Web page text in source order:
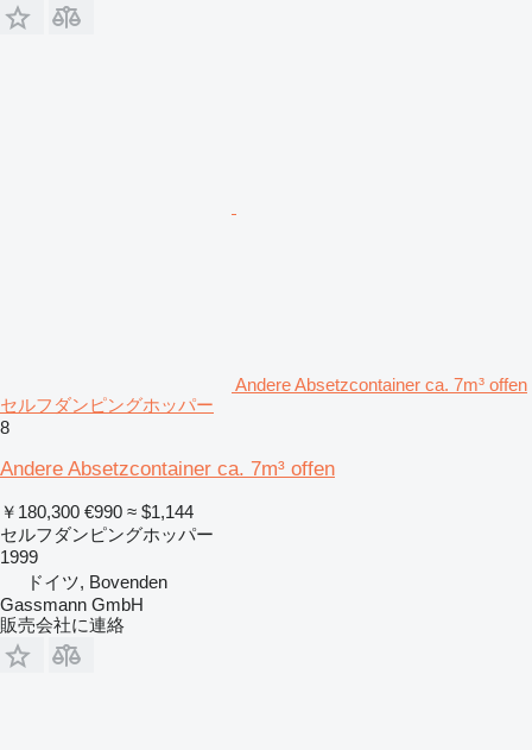
Andere Absetzcontainer ca. 7m³ offen
セルフダンピングホッパー
8
Andere Absetzcontainer ca. 7m³ offen
￥180,300 €990 ≈ $1,144
セルフダンピングホッパー
1999
ドイツ, Bovenden
Gassmann GmbH
販売会社に連絡